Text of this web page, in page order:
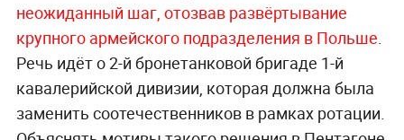
неожиданный шаг, отозвав развёртывание
крупного армейского подразделения в Польше
Речь идёт о 2-й бронетанковой бригаде 1-й
кавалерийской дивизии, которая должна была
заменить соотечественников в рамках ротации.